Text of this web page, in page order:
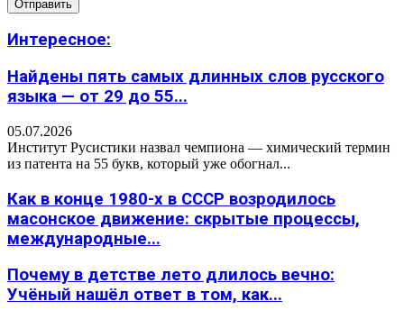
Интересное:
Найдены пять самых длинных слов русского
языка — от 29 до 55...
05.07.2026
Институт Русистики назвал чемпиона — химический термин
из патента на 55 букв, который уже обогнал...
Как в конце 1980-х в СССР возродилось
масонское движение: скрытые процессы,
международные...
Почему в детстве лето длилось вечно:
Учёный нашёл ответ в том, как...